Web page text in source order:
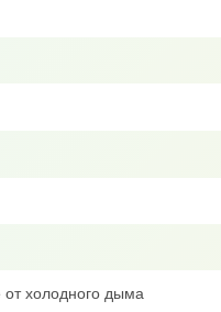
холодного дыма